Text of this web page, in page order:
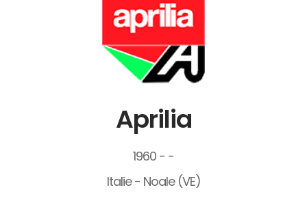
Aprilia
1960 - -
Italie - Noale (VE)